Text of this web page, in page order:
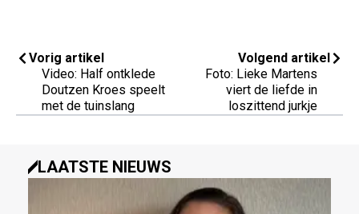
Vorig artikel
Video: Half ontklede
Doutzen Kroes speelt
met de tuinslang
Volgend artikel
Foto: Lieke Martens
viert de liefde in
loszittend jurkje
LAATSTE NIEUWS